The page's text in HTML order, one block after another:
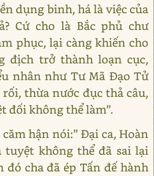
dụng binh, há là việc của
Cứ cho là Bắc phủ chư
phục, lại càng khiến cho
địch trở thành loạn cục,
nhân như Tư Mã Đạo Tử
thừa nước đục thả câu,
đối không thể làm”.
hận nói:” Đại ca, Hoàn
tuyệt không thể đã sai lại
đó cha đã ép Tấn đế hành